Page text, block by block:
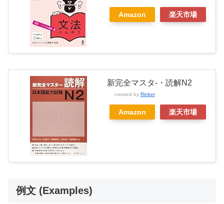
Amazon 楽天市場
新完全マスタ-・読解N2
created by Rinker
Amazon 楽天市場
例文 (Examples)